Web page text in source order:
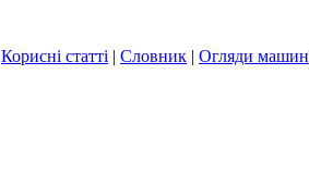
Корисні статті | Словник | Огляди машин